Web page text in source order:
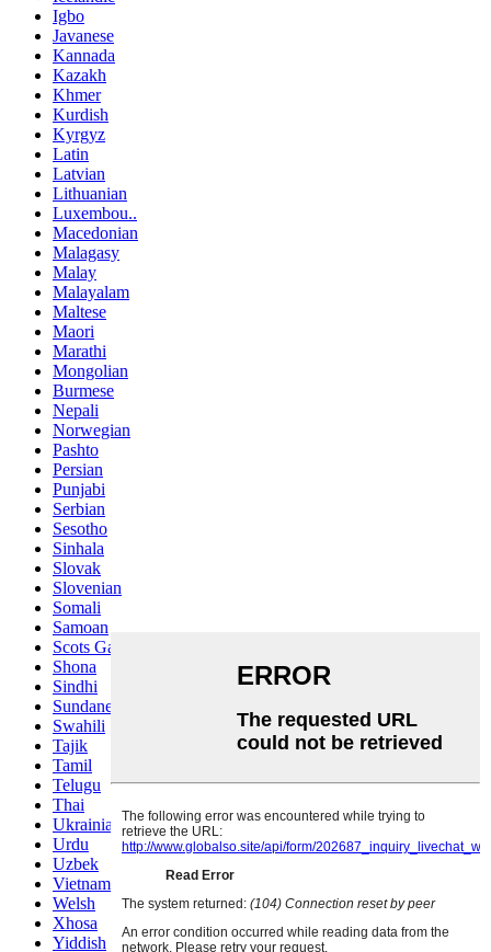
Igbo
Javanese
Kannada
Kazakh
Khmer
Kurdish
Kyrgyz
Latin
Latvian
Lithuanian
Luxembou..
Macedonian
Malagasy
Malay
Malayalam
Maltese
Maori
Marathi
Mongolian
Burmese
Nepali
Norwegian
Pashto
Persian
Punjabi
Serbian
Sesotho
Sinhala
Slovak
Slovenian
Somali
Samoan
Scots Gaelic
Shona
Sindhi
Sundanese
Swahili
Tajik
Tamil
Telugu
Thai
Ukrainian
Urdu
Uzbek
Vietnamese
Welsh
Xhosa
Yiddish